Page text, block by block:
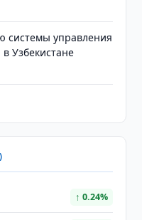
системы управления
Узбекистане
↑ 0.24%